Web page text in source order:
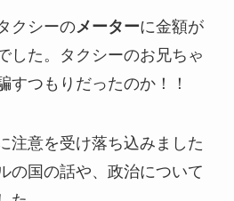
クシーのメーターに金額が
した。タクシーのお兄ちゃ
すつもりだったのか！！
注意を受け落ち込みました
の国の話や、政治について